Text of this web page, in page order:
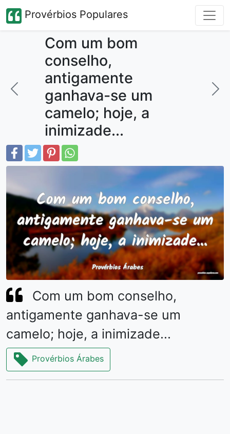
Provérbios Populares
Com um bom
conselho,
antigamente
ganhava-se um
camelo; hoje, a
inimizade...
Com um bom conselho,
antigamente ganhava-se um
camelo; hoje, a inimizade...
Provérbios Árabes